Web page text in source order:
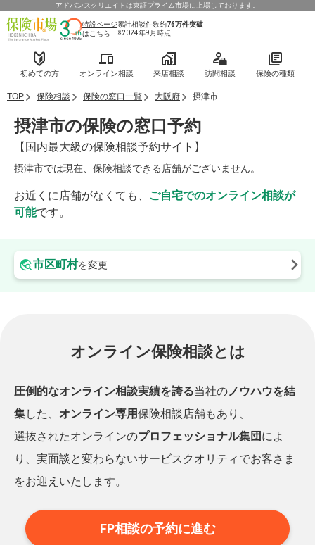
アドバンスクリエイトは東証プライム市場に上場しております。
特設ページ
はこちら
累計相談件数約76万件突破
※2024年9月時点
初めての方 オンライン相談 来店相談 訪問相談 保険の種類
TOP 保険相談 保険の窓口一覧 大阪府 摂津市
摂津市の保険の窓口予約
【国内最大級の保険相談予約サイト】
摂津市では現在、保険相談できる店舗がございません。
お近くに店舗がなくても、 ご自宅でのオンライン相談が
可能です。
市区町村を変更
オンライン保険相談とは
圧倒的なオンライン相談実績を誇る当社のノウハウを結
集した、 オンライン専用保険相談店舗もあり、
選抜されたオンラインのプロフェッショナル集団 によ
り、実面談と変わらないサービスクオリティでお客さま
をお迎えいたします。
FP相談の予約に進む